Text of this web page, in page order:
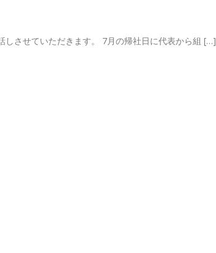
しさせていただきます。 7月の帰社日に代表から組 […]